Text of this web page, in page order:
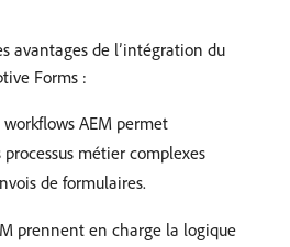
avantages de l’intégration du
Forms :
AEM permet
processus métier complexes
de formulaires.
prennent en charge la logique